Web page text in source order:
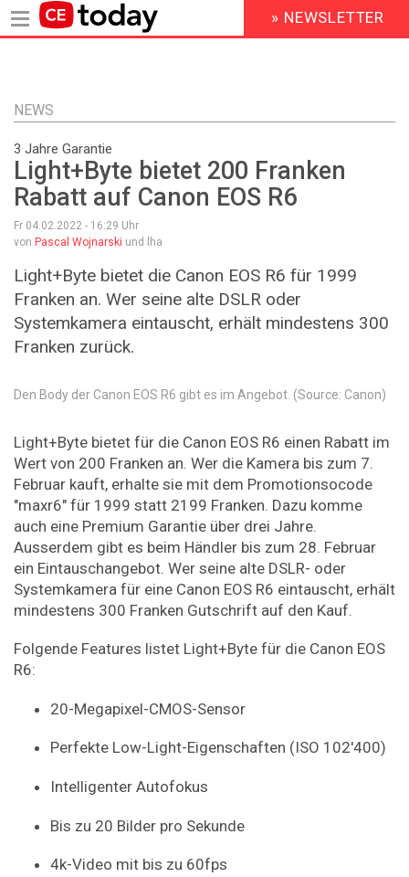
Inhalt
HEADER
MENU
» NEWSLETTER
NEWS
3 Jahre Garantie
Light+Byte bietet 200 Franken
Rabatt auf Canon EOS R6
Fr 04.02.2022 - 16:29 Uhr
von Pascal Wojnarski und lha
Light+Byte bietet die Canon EOS R6 für 1999
Franken an. Wer seine alte DSLR oder
Systemkamera eintauscht, erhält mindestens 300
Franken zurück.
Den Body der Canon EOS R6 gibt es im Angebot. (Source: Canon)
Light+Byte bietet für die Canon EOS R6 einen Rabatt im
Wert von 200 Franken an. Wer die Kamera bis zum 7.
Februar kauft, erhalte sie mit dem Promotionsocode
"maxr6" für 1999 statt 2199 Franken. Dazu komme
auch eine Premium Garantie über drei Jahre.
Ausserdem gibt es beim Händler bis zum 28. Februar
ein Eintauschangebot. Wer seine alte DSLR- oder
Systemkamera für eine Canon EOS R6 eintauscht, erhält
mindestens 300 Franken Gutschrift auf den Kauf.
Folgende Features listet Light+Byte für die Canon EOS
R6:
20-Megapixel-CMOS-Sensor
Perfekte Low-Light-Eigenschaften (ISO 102'400)
Intelligenter Autofokus
Bis zu 20 Bilder pro Sekunde
4k-Video mit bis zu 60fps